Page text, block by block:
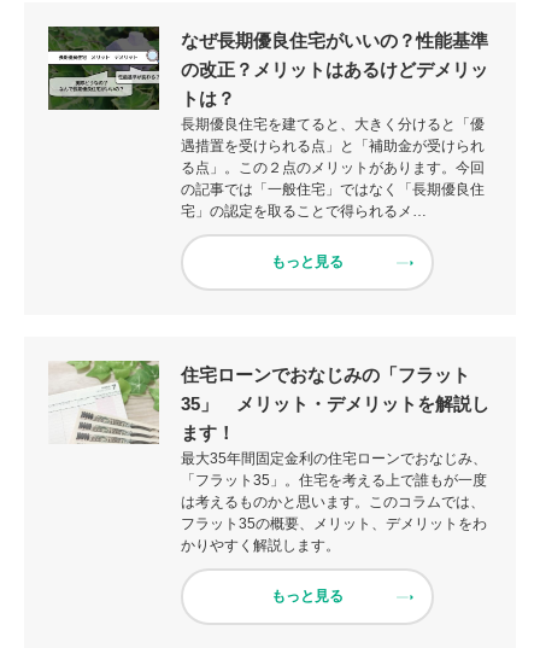
なぜ長期優良住宅がいいの？性能基準
の改正？メリットはあるけどデメリッ
トは？
長期優良住宅を建てると、大きく分けると「優
遇措置を受けられる点」と「補助金が受けられ
る点」。この２点のメリットがあります。今回
の記事では「一般住宅」ではなく「長期優良住
宅」の認定を取ることで得られるメ…
もっと見る
住宅ローンでおなじみの「フラット
35」 メリット・デメリットを解説し
ます！
最大35年間固定金利の住宅ローンでおなじみ、
「フラット35」。住宅を考える上で誰もが一度
は考えるものかと思います。このコラムでは、
フラット35の概要、メリット、デメリットをわ
かりやすく解説します。
もっと見る